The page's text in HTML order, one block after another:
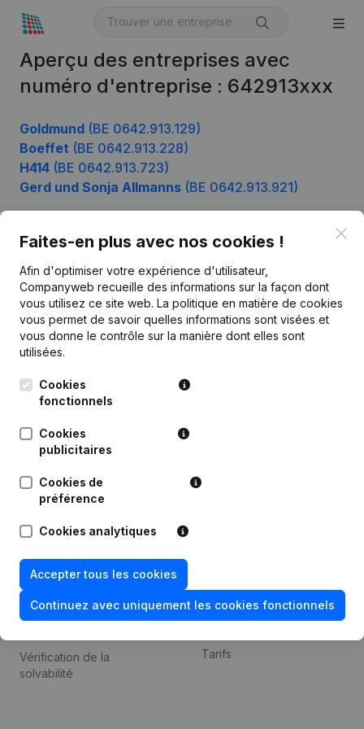
Aperçu des entreprises avec
numéro d'entreprise : 642913xxx
Goldmund (BE 0642.913.129)
Boeffet (BE 0642.913.228)
H414 (BE 0642.913.723)
Gerd und Sonja Allmanns (BE 0642.913.921)
Faites-en plus avec nos cookies !
Afin d'optimiser votre expérience d'utilisateur,
Companyweb recueille des informations sur la façon dont
vous utilisez ce site web. La politique en matière de cookies
vous permet de savoir quelles informations sont visées et
vous donne le contrôle sur la manière dont elles sont
utilisées.
Cookies
fonctionnels
Cookies
publicitaires
Cookies de
préférence
Cookies analytiques
Accepter tous les cookies
Continuez avec uniquement les cookies fonctionnels
Français
Leuvensesteenweg
248D,
Produit
Informations d’entreprise
Monitoring
Recherche internationale
Thème
de la fraude
Consulter des comptes
annuels
Recherche de numéro de
Vérification de la
solvabilité
Contact
Tarifs